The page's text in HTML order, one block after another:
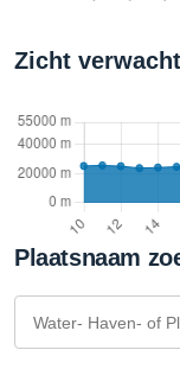
Zicht
Plaatsnaam